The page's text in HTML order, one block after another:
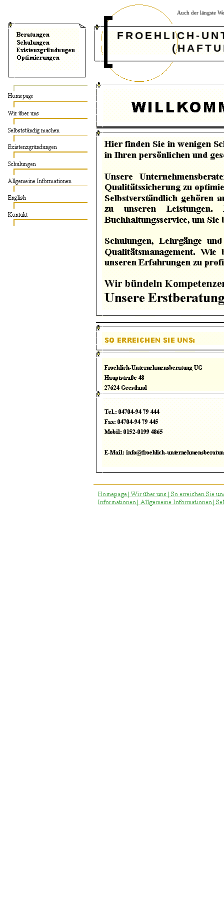
Auch der längste
FROEHLICH-